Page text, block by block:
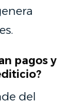
pagos y
del